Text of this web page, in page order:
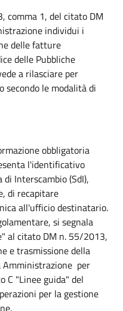
comma 1, del citato DM
individui i
delle fatture
delle Pubbliche
a rilasciare per
secondo le modalità di
obbligatoria
l'identificativo
Interscambio (SdI),
di recapitare
all'ufficio destinatario.
si segnala
al citato DM n. 55/2013,
e trasmissione della
per
C "Linee guida" del
per la gestione